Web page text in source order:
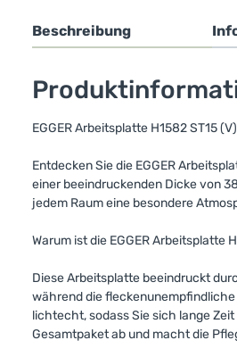
Beschreibung
EGGER Arbeitsplatte H1582 ST15
Entdecken Sie die EGGER
einer beeindruckenden Dicke von
jedem Raum eine besondere
Warum ist die EGGER Arbeitsplatte
Diese Arbeitsplatte beeindruckt
während die
lichtecht, sodass Sie sich lange
Gesamtpaket ab und macht die